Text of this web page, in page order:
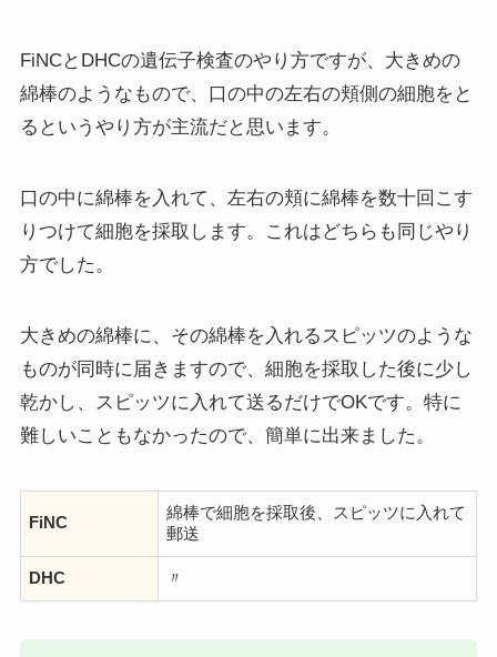
FiNCとDHCの遺伝子検査のやり方ですが、大きめの
綿棒のようなもので、口の中の左右の頬側の細胞をと
るというやり方が主流だと思います。
口の中に綿棒を入れて、左右の頬に綿棒を数十回こす
りつけて細胞を採取します。これはどちらも同じやり
方でした。
大きめの綿棒に、その綿棒を入れるスピッツのような
ものが同時に届きますので、細胞を採取した後に少し
乾かし、スピッツに入れて送るだけでOKです。特に
難しいこともなかったので、簡単に出来ました。
FiNC
綿棒で細胞を採取後、スピッツに入れて
郵送
DHC 〃